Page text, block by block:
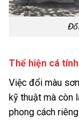
Thể hiện cá
Việc đổi màu
kỹ thuật mà còn
phong cách